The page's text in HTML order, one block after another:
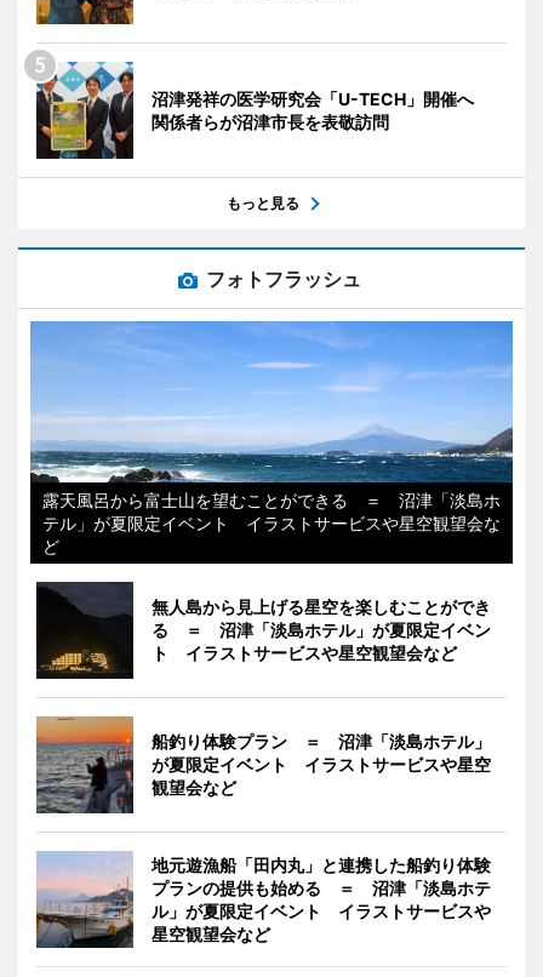
沼津発祥の医学研究会「U-TECH」開催へ
関係者らが沼津市長を表敬訪問
もっと見る
フォトフラッシュ
露天風呂から富士山を望むことができる ＝ 沼津「淡島ホ
テル」が夏限定イベント イラストサービスや星空観望会な
ど
無人島から見上げる星空を楽しむことができ
る ＝ 沼津「淡島ホテル」が夏限定イベン
ト イラストサービスや星空観望会など
船釣り体験プラン ＝ 沼津「淡島ホテル」
が夏限定イベント イラストサービスや星空
観望会など
地元遊漁船「田内丸」と連携した船釣り体験
プランの提供も始める ＝ 沼津「淡島ホテ
ル」が夏限定イベント イラストサービスや
星空観望会など